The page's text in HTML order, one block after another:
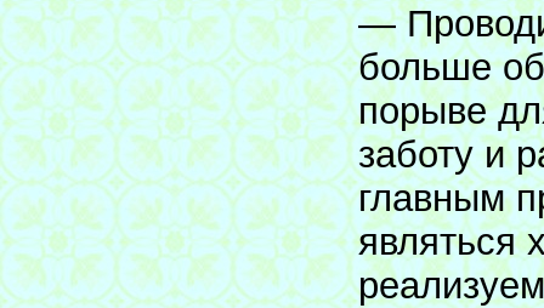
—
больше
порыве
заботу и
главным
являться